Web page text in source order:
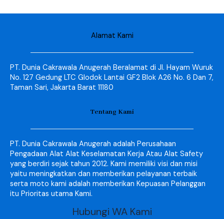
Alamat Kami
PT. Dunia Cakrawala Anugerah Beralamat di Jl. Hayam Wuruk
No. 127 Gedung LTC Glodok Lantai GF2 Blok A26 No. 6 Dan 7,
Taman Sari, Jakarta Barat 11180
Tentang Kami
PT. Dunia Cakrawala Anugerah adalah Perusahaan
Pengadaan Alat Alat Keselamatan Kerja Atau Alat Safety
yang berdiri sejak tahun 2012. Kami memiliki visi dan misi
yaitu meningkatkan dan memberikan pelayanan terbaik
serta moto kami adalah memberikan Kepuasan Pelanggan
itu Prioritas utama Kami.
Hubungi WA Kami